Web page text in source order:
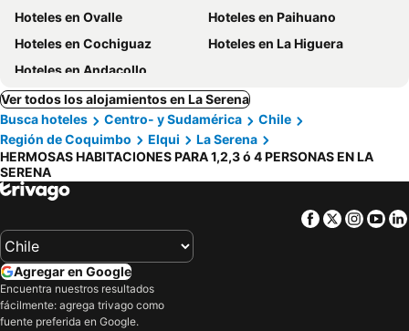
Hoteles en Ovalle
Hoteles en Paihuano
Hoteles en Cochiguaz
Hoteles en La Higuera
Hoteles en Andacollo
Ver todos los alojamientos en La Serena
Busca hoteles
Centro- y Sudamérica
Chile
Región de Coquimbo
Elqui
La Serena
HERMOSAS HABITACIONES PARA 1,2,3 ó 4 PERSONAS EN LA
SERENA
Facebook
Twitter
Agregar en Google
Encuentra nuestros resultados
fácilmente: agrega trivago como
fuente preferida en Google.